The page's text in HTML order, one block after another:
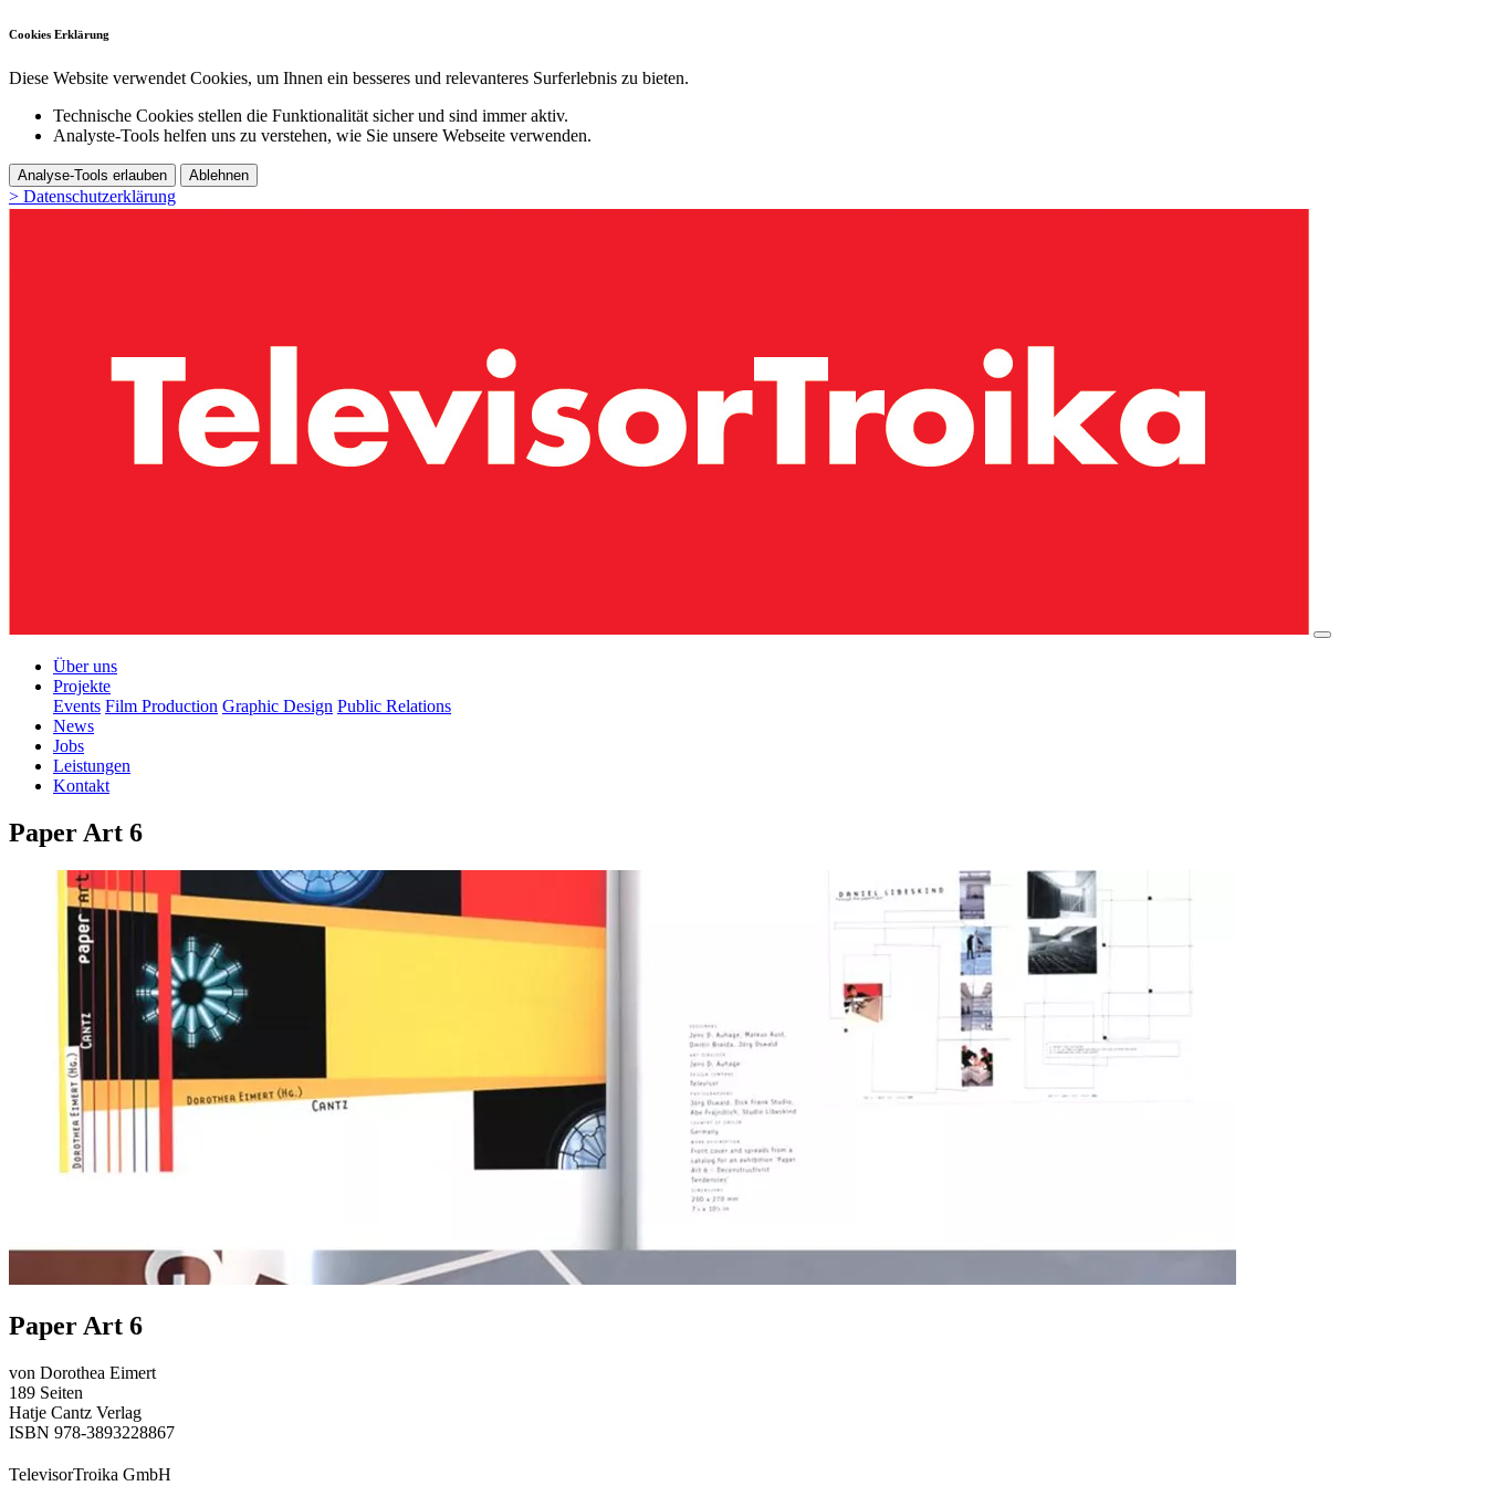
Cookies Erklärung
Diese Website verwendet Cookies, um Ihnen ein besseres und relevanteres Surferlebnis zu bieten.
Technische Cookies stellen die Funktionalität sicher und sind immer aktiv.
Analyste-Tools helfen uns zu verstehen, wie Sie unsere Webseite verwenden.
Analyse-Tools erlauben Ablehnen
> Datenschutzerklärung
Über uns
Projekte
Events Film Production Graphic Design Public Relations
News
Jobs
Leistungen
Kontakt
Paper Art 6
Paper Art 6
von Dorothea Eimert
189 Seiten
Hatje Cantz Verlag
ISBN 978-3893228867
TelevisorTroika GmbH